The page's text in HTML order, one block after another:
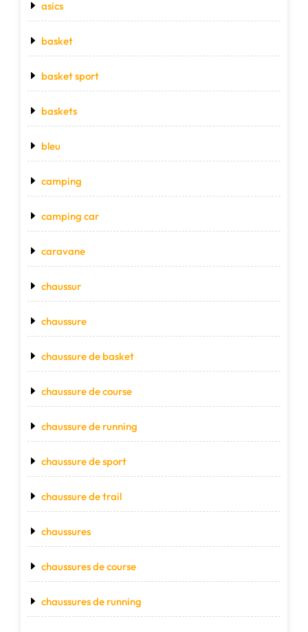
asics
basket
basket sport
baskets
bleu
camping
camping car
caravane
chaussur
chaussure
chaussure de basket
chaussure de course
chaussure de running
chaussure de sport
chaussure de trail
chaussures
chaussures de course
chaussures de running